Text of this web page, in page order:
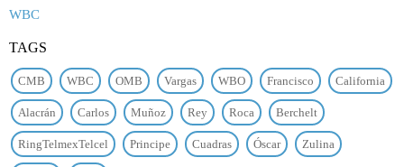
WBC
TAGS
CMB WBC OMB Vargas WBO Francisco California
Alacrán Carlos Muñoz Rey Roca Berchelt
RingTelmexTelcel Principe Cuadras Óscar Zulina